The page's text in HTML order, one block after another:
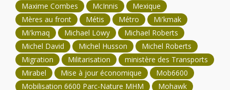
Maxime Combes
McInnis
Mexique
Mères au front
Métis Métro
Mi'kmak
Mi'kmaq
Michael Löwy
Michael Roberts
Michel David
Michel Husson
Michel Roberts
Migration
Militarisation
ministère des Transports
Mirabel
Mise à jour économique
Mob6600
Mobilisation 6600 Parc-Nature MHM
Mohawk